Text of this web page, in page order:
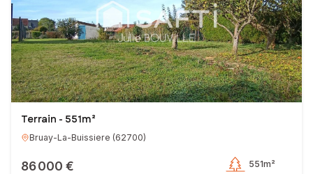
Terrain - 551m²
Bruay-La-Buissiere (62700)
86 000 € 551m²